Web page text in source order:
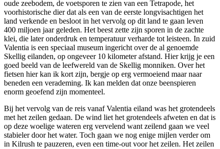
oude zeebodem, de voetsporen te zien van een Tetrapode, het
voorhistorische dier dat als een van de eerste longvisachtigen het
land verkende en besloot in het vervolg op dit land te gaan leven
400 miljoen jaar geleden. Het beest zette zijn sporen in de zachte
klei, die later onderdruk en temperatuur verharde tot leisteen. In zuid
Valentia is een speciaal museum ingericht over de al genoemde
Skellig eilanden, op ongeveer 10 kilometer afstand. Hier krijg je een
goed beeld van de leefwereld van de Skellig monniken. Over het
fietsen hier kan ik kort zijn, bergje op erg vermoeiend maar naar
beneden een verademing. Ik kan melden dat onze beenspieren
enorm geoefend zijn momenteel.
Bij het vervolg van de reis vanaf Valentia eiland was het grotendeels
met het zeilen gedaan. De wind liet het grotendeels afweten en dat is
op deze woelige wateren erg vervelend want zeilend gaan we veel
stabieler door het water. Toch gaan we nog enige mijlen verder om
in Kilrush te pauzeren, even een time-out voor het zeilen. Het zeilen